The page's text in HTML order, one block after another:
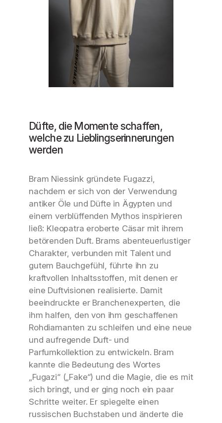
Düfte, die Momente schaffen,
welche zu Lieblingserinnerungen
werden
Bram Niessink gründete Fugazzi,
nachdem er sich von der Verwendung
antiker Öle und Düfte in Ägypten und
einem verblüffenden Mythos inspirieren
ließ: Kleopatra eroberte Cäsar mit ihrem
betörenden Duft. Brams abenteuerlustiger
Charakter, verbunden mit Talent und
gutem Bauchgefühl, führte ihn zu
kraftvollen Inhaltsstoffen, mit denen er
eine Duftvisionen realisierte. Damit
beeindruckte er Branchenexperten, die
ihm halfen, den von ihm geschaffenen
Rohdiamanten zu schleifen und eine neue
und aufregende Duft- und
Parfumkollektion zu entwickeln. Bram
kannte die Bedeutung des Wortes
„Fugazi“ („Fake“) und die Magie, die es mit
sich bringt, und er ging noch ein paar
Schritte weiter. Er spiegelte einen
russischen Buchstaben und änderte die